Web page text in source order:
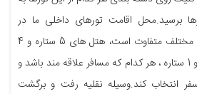
برسید.محل اقامت تورهای داخلی ما در
علاءالدین تراول در تورهای مختلف متفاوت است، هتل های 5 ستاره و 4
ستاره و 3 ستاره و 2 ستاره و 1 ستاره ، هر کدام که مسافر علاقه مند باشد و
انتخاب کند.وسیله نقلیه رفت و برگشت